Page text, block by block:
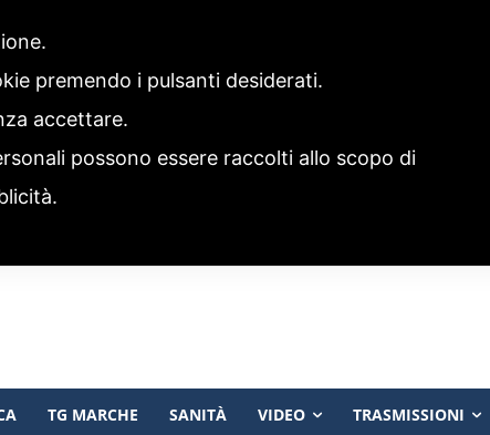
TG MARCHE SANITÀ VIDEO TRASMISSIONI
premendo i pulsanti desiderati.
accettare.
possono essere raccolti allo scopo di